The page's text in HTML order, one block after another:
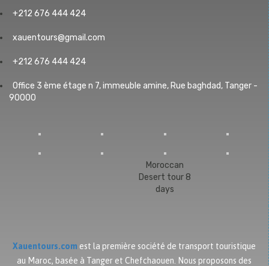
+212 676 444 424
xauentours@gmail.com
+212 676 444 424
Office 3 ème étage n 7, immeuble amine, Rue baghdad, Tanger -
90000
Moroccan
Desert tour 8
days
Xauentours.com est la première société de transport touristique
au Maroc, basée à Tanger et Chefchaouen. Nous proposons des